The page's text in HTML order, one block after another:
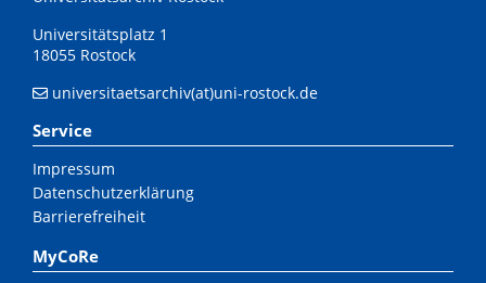
Universitätsplatz 1
18055 Rostock
universitaetsarchiv(at)uni-rostock.de
Service
Impressum
Datenschutzerklärung
Barrierefreiheit
MyCoRe